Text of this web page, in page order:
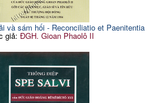
và sám hối - Reconciliatio et Paenitentia
giả:ĐGH. Gioan Phaolô II